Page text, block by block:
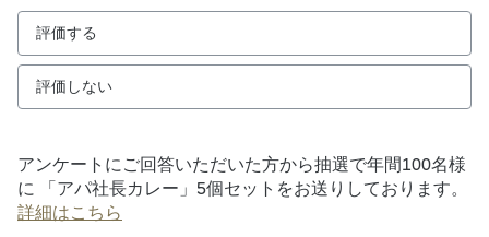
須
評価する
評価しない
アンケートにご回答いただいた方から抽選で年間100名様
に 「アパ社長カレー」5個セットをお送りしております。
詳細はこちら